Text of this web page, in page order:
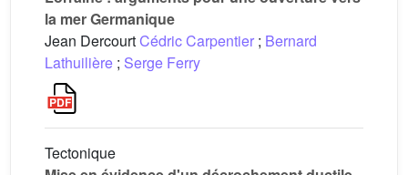
la mer Germanique
Jean DercourtCédric Carpentier ; Bernard
Lathuilière ; Serge Ferry
Tectonique